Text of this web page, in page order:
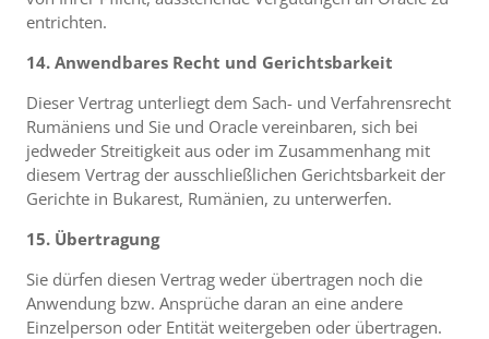
entrichten.
14. Anwendbares Recht und Gerichtsbarkeit
Dieser Vertrag unterliegt dem Sach- und Verfahrensrecht
Rumäniens und Sie und Oracle vereinbaren, sich bei
jedweder Streitigkeit aus oder im Zusammenhang mit
diesem Vertrag der ausschließlichen Gerichtsbarkeit der
Gerichte in Bukarest, Rumänien, zu unterwerfen.
15. Übertragung
Sie dürfen diesen Vertrag weder übertragen noch die
Anwendung bzw. Ansprüche daran an eine andere
Einzelperson oder Entität weitergeben oder übertragen.